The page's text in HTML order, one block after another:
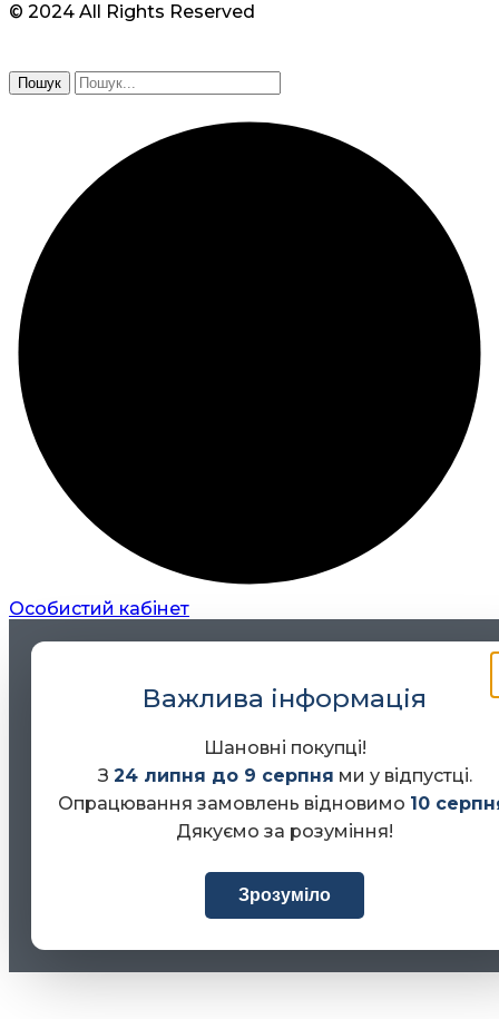
© 2024 All Rights Reserved
Пошук
Особистий кабінет
Важлива інформація
Шановні покупці!
З 24 липня до 9 серпня ми у відпустці.
Опрацювання замовлень відновимо 10
Дякуємо за розуміння!
Зрозуміло